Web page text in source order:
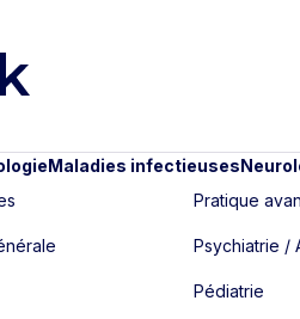
Maladies infectieuses
Pratique
Psychiatrie /
Pédiatrie